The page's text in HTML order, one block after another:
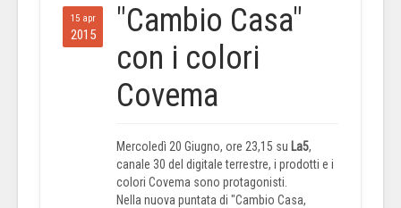
15 apr
2015
"Cambio Casa"
con i colori
Covema
Mercoledì 20 Giugno, ore 23,15 su La5,
canale 30 del digitale terrestre, i prodotti e i
colori Covema sono protagonisti.
Nella nuova puntata di "Cambio Casa,